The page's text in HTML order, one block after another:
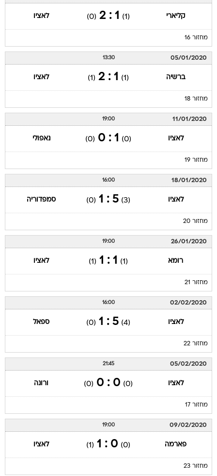
קליארי (1)
1 : 2
(0) לאציו
מחזור 16
05/01/2020
13:30
ברשיה (1)
1 : 2
(1) לאציו
מחזור 18
11/01/2020
19:00
לאציו (0)
1 : 0
(0) נאפולי
מחזור 19
18/01/2020
16:00
לאציו (3)
5 : 1
(0) סמפדוריה
מחזור 20
26/01/2020
19:00
רומא (1)
1 : 1
(1) לאציו
מחזור 21
02/02/2020
16:00
לאציו (4)
5 : 1
(0) ספאל
מחזור 22
05/02/2020
21:45
לאציו (0)
0 : 0
(0) ורונה
מחזור 17
09/02/2020
19:00
פארמה (0)
0 : 1
(1) לאציו
מחזור 23